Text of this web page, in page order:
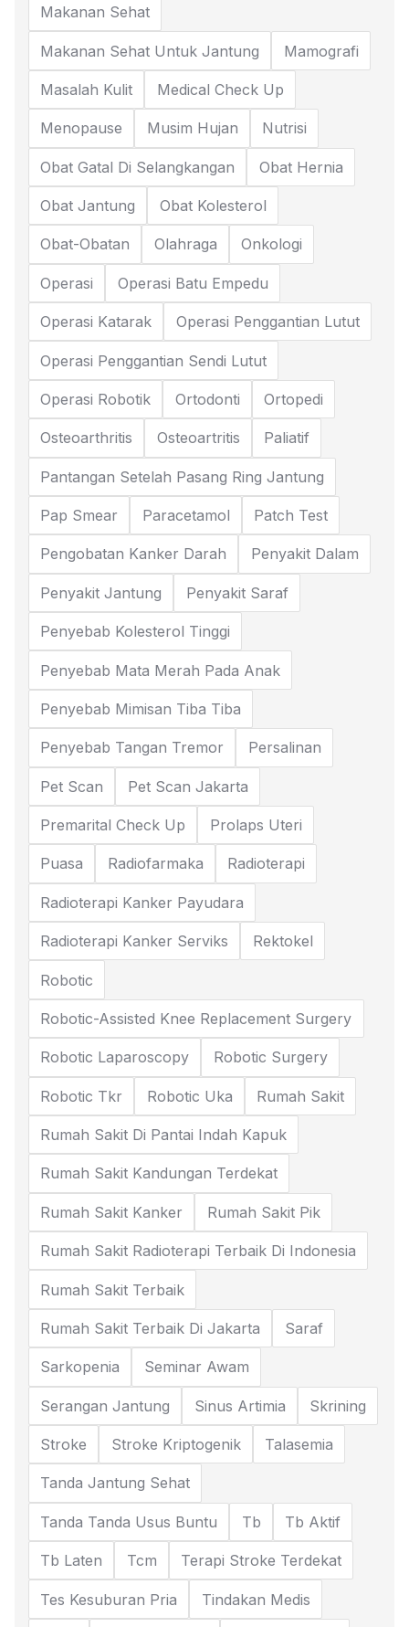
Makanan Sehat
Makanan Sehat Untuk Jantung Mamografi
Masalah Kulit Medical Check Up
Menopause Musim Hujan Nutrisi
Obat Gatal Di Selangkangan Obat Hernia
Obat Jantung Obat Kolesterol
Obat-Obatan Olahraga Onkologi
Operasi Operasi Batu Empedu
Operasi Katarak Operasi Penggantian Lutut
Operasi Penggantian Sendi Lutut
Operasi Robotik Ortodonti Ortopedi
Osteoarthritis Osteoartritis Paliatif
Pantangan Setelah Pasang Ring Jantung
Pap Smear Paracetamol Patch Test
Pengobatan Kanker Darah Penyakit Dalam
Penyakit Jantung Penyakit Saraf
Penyebab Kolesterol Tinggi
Penyebab Mata Merah Pada Anak
Penyebab Mimisan Tiba Tiba
Penyebab Tangan Tremor Persalinan
Pet Scan Pet Scan Jakarta
Premarital Check Up Prolaps Uteri
Puasa Radiofarmaka Radioterapi
Radioterapi Kanker Payudara
Radioterapi Kanker Serviks Rektokel
Robotic
Robotic-Assisted Knee Replacement Surgery
Robotic Laparoscopy Robotic Surgery
Robotic Tkr Robotic Uka Rumah Sakit
Rumah Sakit Di Pantai Indah Kapuk
Rumah Sakit Kandungan Terdekat
Rumah Sakit Kanker Rumah Sakit Pik
Rumah Sakit Radioterapi Terbaik Di Indonesia
Rumah Sakit Terbaik
Rumah Sakit Terbaik Di Jakarta Saraf
Sarkopenia Seminar Awam
Serangan Jantung Sinus Artimia Skrining
Stroke Stroke Kriptogenik Talasemia
Tanda Jantung Sehat
Tanda Tanda Usus Buntu Tb Tb Aktif
Tb Laten Tcm Terapi Stroke Terdekat
Tes Kesuburan Pria Tindakan Medis